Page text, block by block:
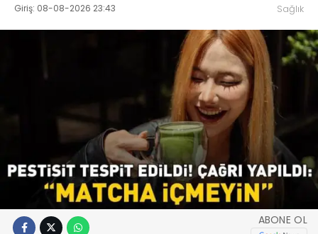
Giriş: 08-08-2026 23:43 Sağlık
ABONE OL